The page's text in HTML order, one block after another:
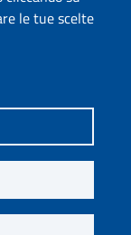
le tue scelte
e Urbanistica
Alghero